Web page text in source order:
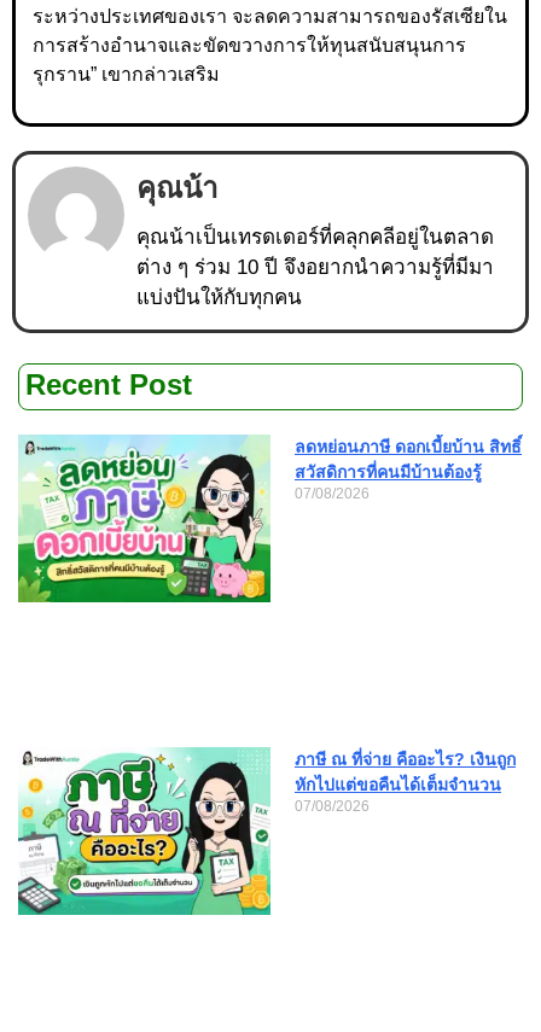
ระหว่างประเทศของเรา จะลดความสามารถของรัสเซียใน
การสร้างอำนาจและขัดขวางการให้ทุนสนับสนุนการ
รุกราน” เขากล่าวเสริม
คุณน้า
คุณน้าเป็นเทรดเดอร์ที่คลุกคลีอยู่ในตลาด
ต่าง ๆ ร่วม 10 ปี จึงอยากนำความรู้ที่มีมา
แบ่งปันให้กับทุกคน
Recent Post
ลดหย่อนภาษี ดอกเบี้ยบ้าน สิทธิ์
สวัสดิการที่คนมีบ้านต้องรู้
07/08/2026
ภาษี ณ ที่จ่าย คืออะไร? เงินถูก
หักไปแต่ขอคืนได้เต็มจำนวน
07/08/2026